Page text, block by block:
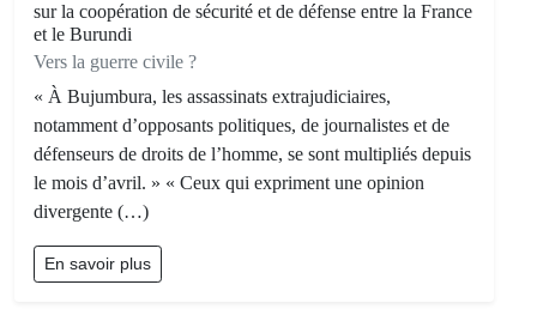
sur la coopération de sécurité et de défense entre la France
et le Burundi
Vers la guerre civile ?
« À Bujumbura, les assassinats extrajudiciaires,
notamment d’opposants politiques, de journalistes et de
défenseurs de droits de l’homme, se sont multipliés depuis
le mois d’avril. » « Ceux qui expriment une opinion
divergente (…)
En savoir plus